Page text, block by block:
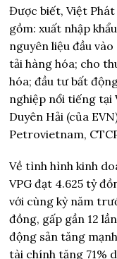
Được biết, Việt
gồm: xuất nhập
nguyên liệu đầu
tải hàng hóa; cho
hóa; đầu tư bất
nghiệp nổi tiếng tại
Duyên Hải (của
Petrovietnam,
Về tình hình kinh
VPG đạt 4.625 tỷ
với cùng kỳ năm
đồng, gấp gần 12
động sản tăng
tài chính tăng 71%